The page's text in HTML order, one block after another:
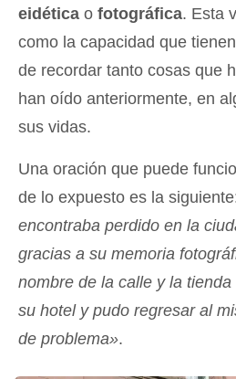
eidética o fotográfica. Esta
como la capacidad que
de recordar tanto cosas que
han oído anteriormente, en
sus vidas.
Una oración que puede
de lo expuesto es la
encontraba perdido en la
gracias a su memoria
nombre de la calle y la
su hotel y pudo regresar al
de problema».